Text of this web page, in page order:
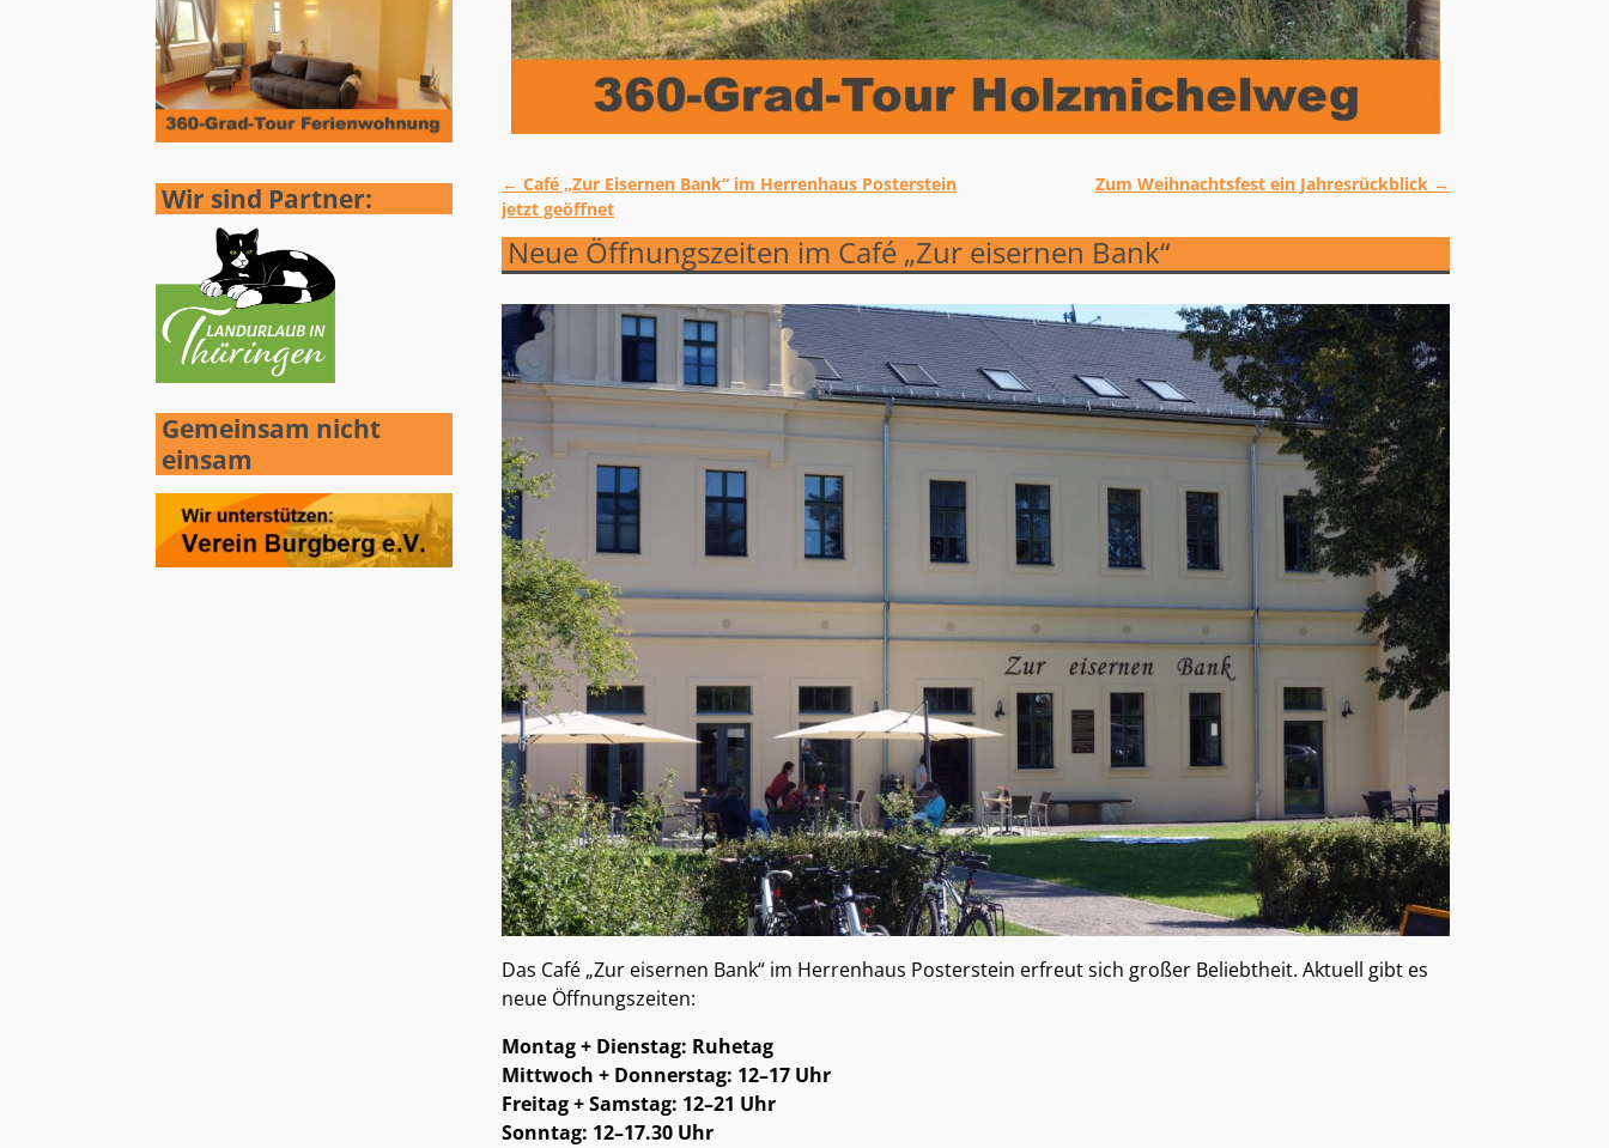
Artikelnavigation
← Café „Zur Eisernen Bank“ im Herrenhaus Posterstein
jetzt geöffnet
Zum Weihnachtsfest ein Jahresrückblick →
Neue Öffnungszeiten im Café „Zur eisernen Bank“
Das Café „Zur eisernen Bank“ im Herrenhaus Posterstein erfreut sich großer Beliebtheit. Aktuell gibt es
neue Öffnungszeiten:
Montag + Dienstag: Ruhetag
Mittwoch + Donnerstag: 12–17 Uhr
Freitag + Samstag: 12–21 Uhr
Sonntag: 12–17.30 Uhr
Wir sind Partner:
Gemeinsam nicht
einsam